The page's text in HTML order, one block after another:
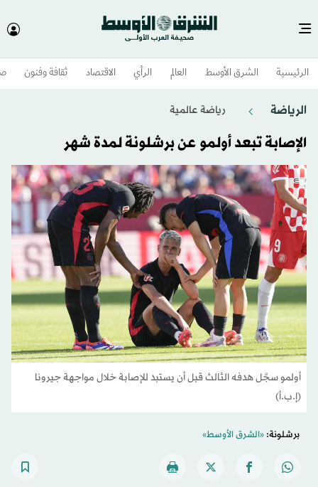
الرئيسية الشرق الأوسط​ العالم الرأي الاقتصاد ثقافة وفنون
الرياضة رياضة عالمية
الإصابة تبعد أولمو عن برشلونة لمدة شهر
أولمو سجَّل هدفه الثالث قبل أن يستبد للإصابة خلال مواجهة جيرونا
(إ.ب.أ)
برشلونة:«الشرق الأوسط»